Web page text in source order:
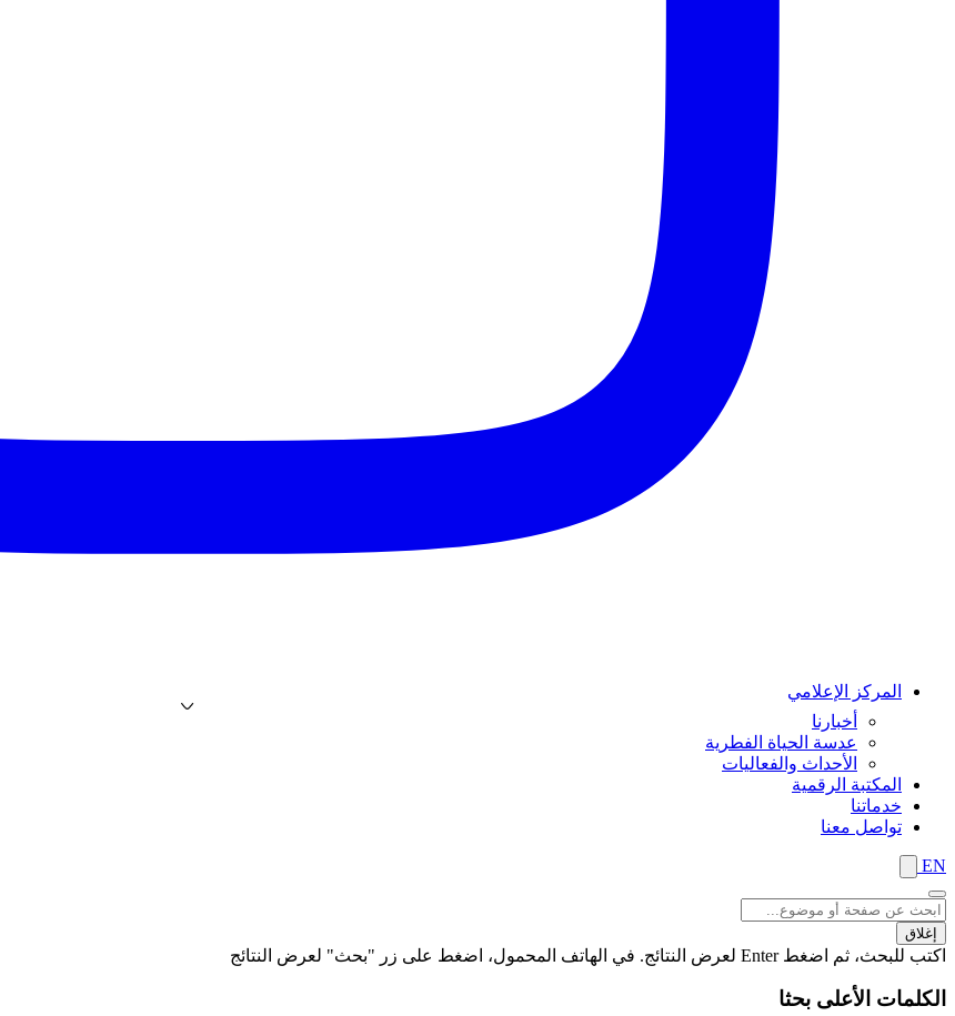
المركز الإعلامي
أخبارنا
عدسة الحياة الفطرية
الأحداث والفعاليات
المكتبة الرقمية
خدماتنا
تواصل معنا
EN
إغلاق
اكتب للبحث، ثم اضغط Enter لعرض النتائج. في الهاتف المحمول، اضغط على زر "بحث" لعرض النتائج
الكلمات الأعلى بحثا